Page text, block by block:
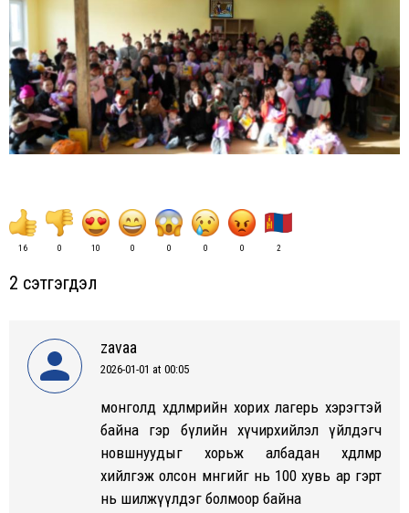
16 0 10 0 0 0 0 2
2 сэтгэгдэл
zavaa
says:
2026-01-01 at 00:05
монголд хөдөлмөрийн хорих лагерь хэрэгтэй
байна гэр бүлийн хүчирхийлэл үйлдэгч
новшнуудыг хорьж албадан хөдөлмөр
хийлгэж олсон мөнгийг нь 100 хувь ар гэрт
нь шилжүүлдэг болмоор байна